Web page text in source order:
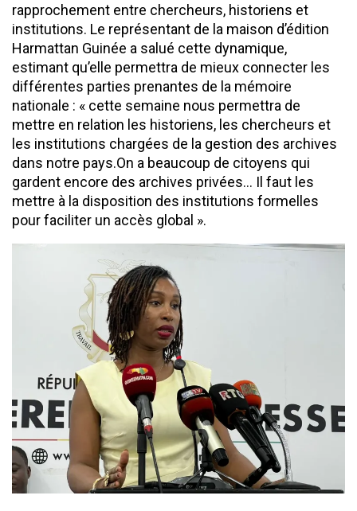
rapprochement entre chercheurs, historiens et
institutions. Le représentant de la maison d’édition
Harmattan Guinée a salué cette dynamique,
estimant qu’elle permettra de mieux connecter les
différentes parties prenantes de la mémoire
nationale : « cette semaine nous permettra de
mettre en relation les historiens, les chercheurs et
les institutions chargées de la gestion des archives
dans notre pays.On a beaucoup de citoyens qui
gardent encore des archives privées… Il faut les
mettre à la disposition des institutions formelles
pour faciliter un accès global ».